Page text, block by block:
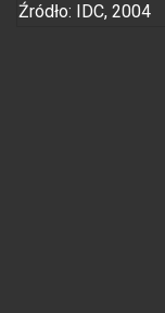
Źródło: IDC, 2004